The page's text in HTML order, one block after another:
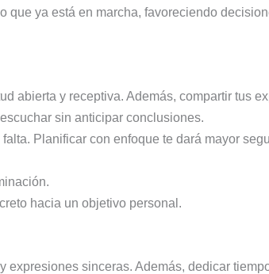
ya está en marcha, favoreciendo
abierta y receptiva. Además, compartir tus
sin anticipar conclusiones.
Planificar con enfoque te dará mayor
hacia un objetivo personal.
expresiones sinceras. Además, dedicar